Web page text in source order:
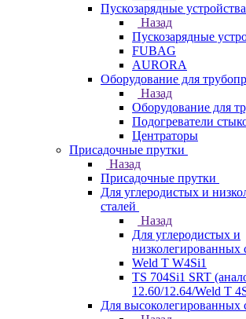
Пускозарядные устройства
Назад
Пускозарядные
FUBAG
AURORA
Оборудование для
Назад
Оборудование для
Подогреватели
Центраторы
Присадочные прутки
Назад
Присадочные прутки
Для углеродистых и
сталей
Назад
Для углеродистых и
низколегированных
Weld T W4Si1
TS 704Si1 SRT
12.60/12.64/Weld T
Для высоколегированных